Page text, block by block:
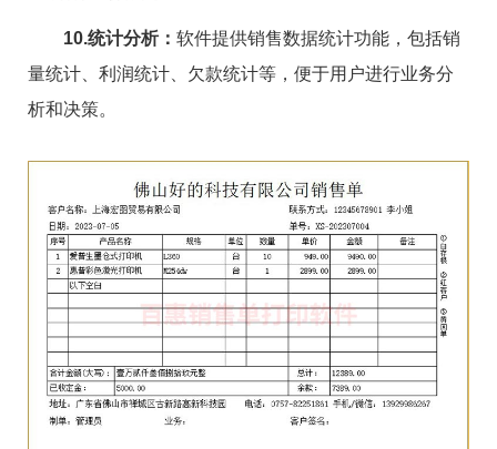
10.统计分析： 软件提供销售数据统计功能，包括销
量统计、利润统计、欠款统计等，便于用户进行业务分
析和决策。